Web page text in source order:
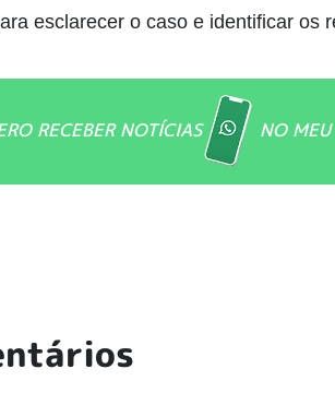
esclarecer o caso e identificar os
RECEBER NOTÍCIAS NO MEU